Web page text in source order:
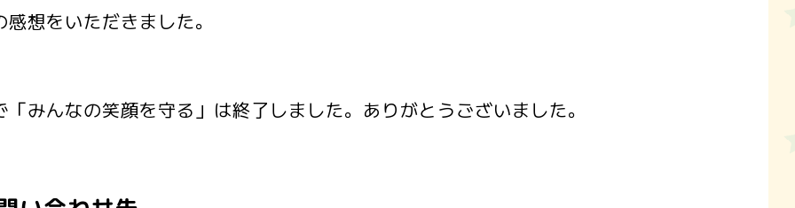
感想をいただきました。
「みんなの笑顔を守る」は終了しました。ありがとうございました。